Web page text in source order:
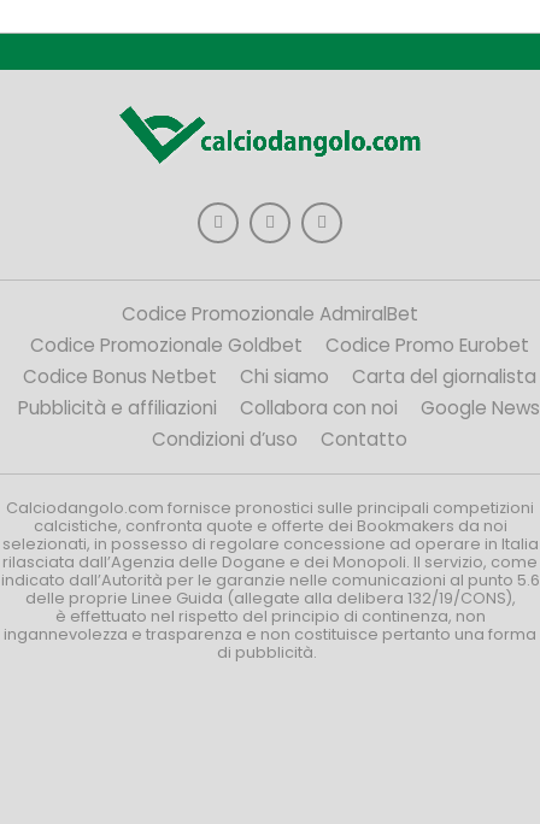
Codice Promozionale AdmiralBet
Codice Promozionale Goldbet
Codice Promo Eurobet
Codice Bonus Netbet
Chi siamo
Carta del giornalista
Pubblicità e affiliazioni
Collabora con noi
Google News
Condizioni d’uso
Contatto
Calciodangolo.com fornisce pronostici sulle principali competizioni
calcistiche, confronta quote e offerte dei Bookmakers da noi
selezionati, in possesso di regolare concessione ad operare in Italia
rilasciata dall’Agenzia delle Dogane e dei Monopoli. Il servizio, come
indicato dall’Autorità per le garanzie nelle comunicazioni al punto 5.6
delle proprie Linee Guida (allegate alla delibera 132/19/CONS),
è effettuato nel rispetto del principio di continenza, non
ingannevolezza e trasparenza e non costituisce pertanto una forma
di pubblicità.